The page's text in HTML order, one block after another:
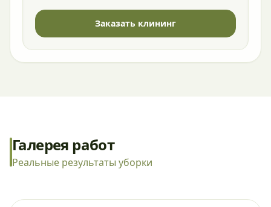
Заказать клининг
Галерея работ
Реальные результаты уборки